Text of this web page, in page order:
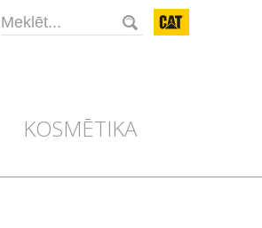
KOSMĒTIKA